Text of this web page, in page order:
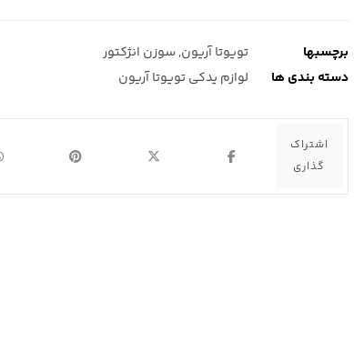
برچسبها تویوتا آریون,سوزن انژکتور
دسته بندی ها
لوازم یدکی تویوتا آریون